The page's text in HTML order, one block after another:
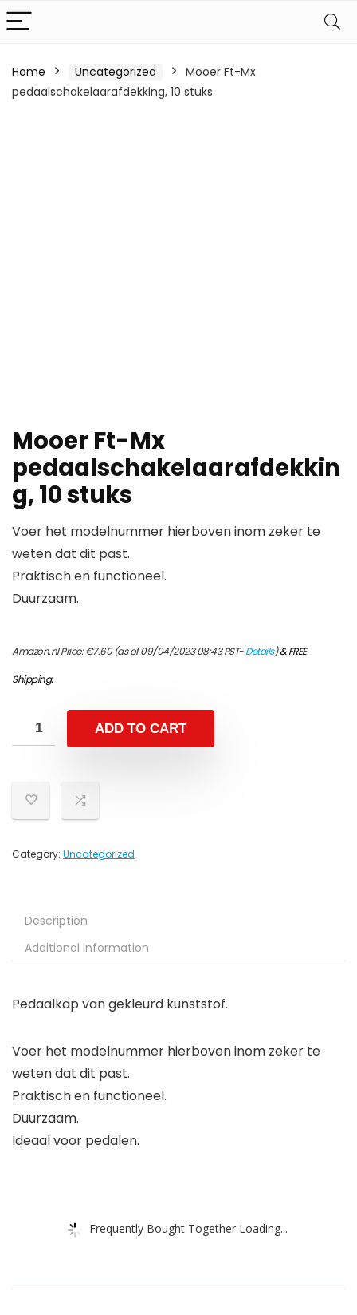
Home Uncategorized
Mooer Ft-Mx
pedaalschakelaarafdekking, 10 stuks
Mooer Ft-Mx
pedaalschakelaarafdekkin
g, 10 stuks
Voer het modelnummer hierboven inom zeker te
weten dat dit past.
Praktisch en functioneel.
Duurzaam.
Amazon.nl Price:€7.60(as of 09/04/2023 08:43 PST-Details)&FREE
Shipping.
ADD TO CART
Category: Uncategorized
Description
Additional information
Pedaalkap van gekleurd kunststof.
Voer het modelnummer hierboven inom zeker te
weten dat dit past.
Praktisch en functioneel.
Duurzaam.
Ideaal voor pedalen.
Frequently Bought Together Loading...